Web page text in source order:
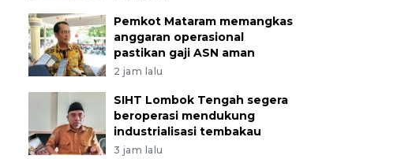
Pemkot Mataram memangkas
anggaran operasional
pastikan gaji ASN aman
2 jam lalu
SIHT Lombok Tengah segera
beroperasi mendukung
industrialisasi tembakau
3 jam lalu